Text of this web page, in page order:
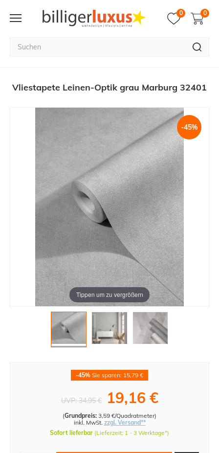
0 0
Vliestapete Leinen-Optik grau Marburg 32401
Tippen um zu vergrößern
-45%
-45% Sie sparen: 15,79 €
UVP:34,95 € 19,16 €
(Grundpreis: 3,59 €/Quadratmeter)
inkl. MwSt. zzgl. Versand**
Sofort lieferbar (Lieferzeit: 1 - 3 Werktage*)